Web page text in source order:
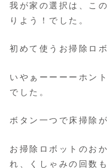
我が家の選択は、こ
りよう！でした。
初めて使うお掃除ロ
いやぁーーーーホン
でした。
ボタン一つで床掃除
お掃除ロボットのお
れ、くしゃみの回数